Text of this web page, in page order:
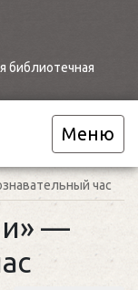
библиотечная
Меню
час
—